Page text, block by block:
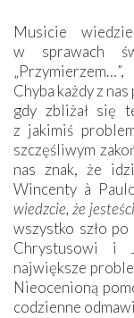
Musicie
w sprawach
Chyba każdy z
gdy zbliżał się
z jakimiś
szczęśliwym
nas znak, że
Wincenty à
wiedzcie, że
wszystko szło
Chrystusowi i
największe
Nieocenioną
codzienne